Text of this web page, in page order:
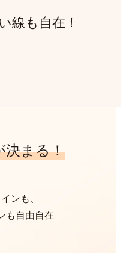
線も自在！
決まる！
ンも、
も自由自在